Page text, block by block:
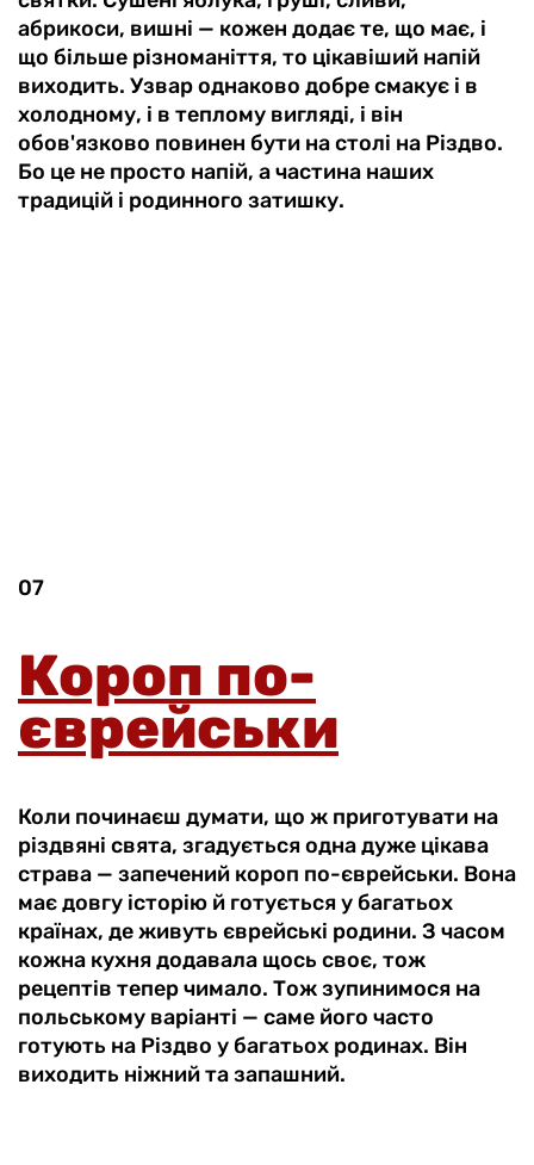
абрикоси, вишні — кожен додає те, що має, і
що більше різноманіття, то цікавіший напій
виходить. Узвар однаково добре смакує і в
холодному, і в теплому вигляді, і він
обов'язково повинен бути на столі на Різдво.
Бо це не просто напій, а частина наших
традицій і родинного затишку.
07
Короп по-
єврейськи
Коли починаєш думати, що ж приготувати на
різдвяні свята, згадується одна дуже цікава
страва — запечений короп по-єврейськи. Вона
має довгу історію й готується у багатьох
країнах, де живуть єврейські родини. З часом
кожна кухня додавала щось своє, тож
рецептів тепер чимало. Тож зупинимося на
польському варіанті — саме його часто
готують на Різдво у багатьох родинах. Він
виходить ніжний та запашний.